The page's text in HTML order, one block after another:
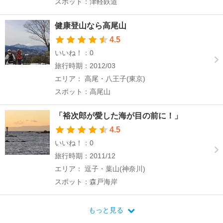
健康登山なら高尾山
4.5
いいね！：0
旅行時期：2012/03
エリア： 高尾・八王子(東京)
スポット：高尾山
「裕次郎が愛した海が目の前に！」
4.5
いいね！：0
旅行時期：2011/12
エリア： 逗子・葉山(神奈川)
スポット：森戸海岸
もっと見る